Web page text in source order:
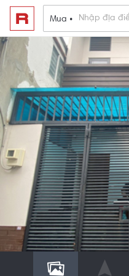
Mua •